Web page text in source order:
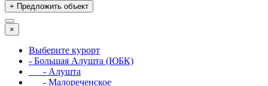
+ Предложить объект
×
Выберите курорт
- Большая Алушта (ЮБК)
- Алушта
- Малореченское